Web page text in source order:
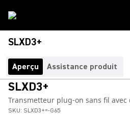
SLXD3+
Aperçu Assistance produit
SLXD3+
Transmetteur plug-on sans fil avec
SKU: SLXD3+=-G65